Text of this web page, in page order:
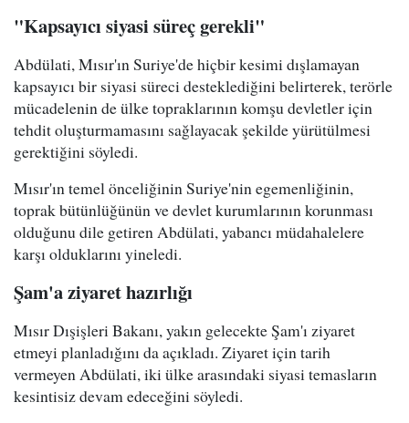
"Kapsayıcı siyasi süreç gerekli"
Abdülati, Mısır'ın Suriye'de hiçbir kesimi dışlamayan
kapsayıcı bir siyasi süreci desteklediğini belirterek, terörle
mücadelenin de ülke topraklarının komşu devletler için
tehdit oluşturmamasını sağlayacak şekilde yürütülmesi
gerektiğini söyledi.
Mısır'ın temel önceliğinin Suriye'nin egemenliğinin,
toprak bütünlüğünün ve devlet kurumlarının korunması
olduğunu dile getiren Abdülati, yabancı müdahalelere
karşı olduklarını yineledi.
Şam'a ziyaret hazırlığı
Mısır Dışişleri Bakanı, yakın gelecekte Şam'ı ziyaret
etmeyi planladığını da açıkladı. Ziyaret için tarih
vermeyen Abdülati, iki ülke arasındaki siyasi temasların
kesintisiz devam edeceğini söyledi.